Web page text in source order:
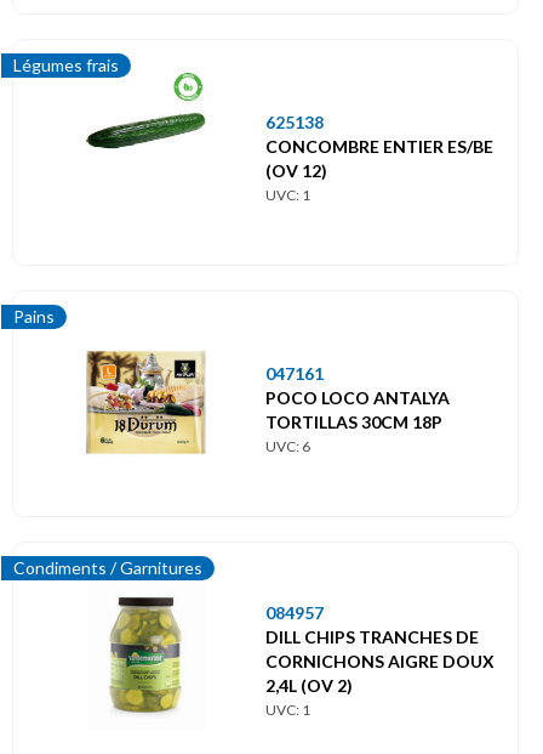
Légumes frais
625138
CONCOMBRE ENTIER ES/BE
(OV 12)
UVC: 1
Pains
047161
POCO LOCO ANTALYA
TORTILLAS 30CM 18P
UVC: 6
Condiments / Garnitures
084957
DILL CHIPS TRANCHES DE
CORNICHONS AIGRE DOUX
2,4L (OV 2)
UVC: 1